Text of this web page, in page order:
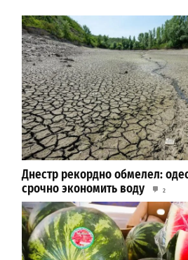
Днестр рекордно обмелел:
срочно экономить воду
2
29-07-2026 в 19:28
ВИБОР РЕДАКЦИИ